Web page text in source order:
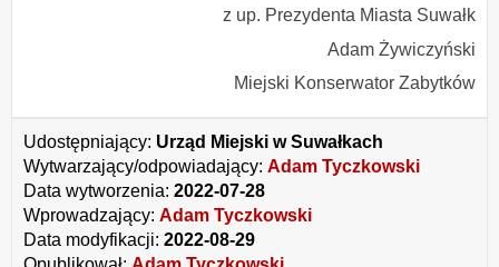
z up. Prezydenta Miasta Suwałk
Adam Żywiczyński
Miejski Konserwator Zabytków
Udostępniający: Urząd Miejski w Suwałkach
Wytwarzający/odpowiadający: Adam Tyczkowski
Data wytworzenia: 2022-07-28
Wprowadzający: Adam Tyczkowski
Data modyfikacji: 2022-08-29